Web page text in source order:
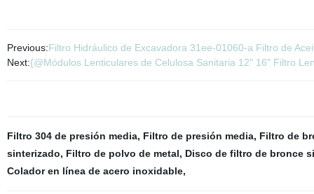
Previous:Filtro Hidráulico de Excavadora 31ee-01060-a Filtro de
Next:{@Módulos Lenticulares de Celulosa Sanitaria 12" 16" Filtro
Filtro 304 de presión media, Filtro de presión media, Filtro de
sinterizado, Filtro de polvo de metal, Disco de filtro de bronce
Colador en línea de acero inoxidable,